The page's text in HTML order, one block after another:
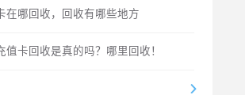
在哪回收，回收有哪些地方
值卡回收是真的吗？哪里回收！